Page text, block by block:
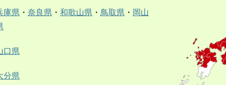
庫県 ・ 奈良県 ・ 和歌山県 ・ 鳥取県 ・ 岡山
口県
分県